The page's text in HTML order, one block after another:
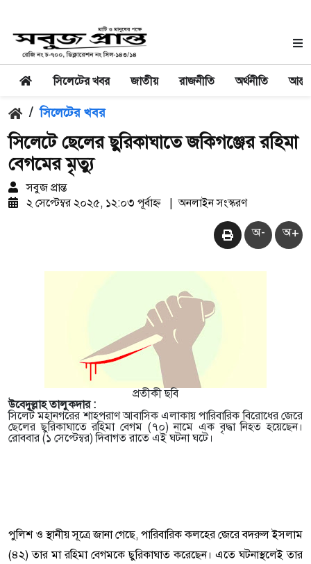
সিলেটের খবর জাতীয় রাজনীতি অর্থনীতি
/ সিলেটের খবর
সিলেটে ছেলের ছুরিকাঘাতে জকিগঞ্জের রহিমা
বেগমের মৃত্যু
সবুজ প্রান্ত
২ সেপ্টেম্বর ২০২৫, ১২:০৩ পূর্বাহ্ন
অনলাইন সংস্করণ
অ- অ+
প্রতীকী ছবি
উবেদুল্লাহ তালুকদার :
সিলেট মহানগরের শাহপরাণ আবাসিক এলাকায় পারিবারিক বিরোধের জেরে
ছেলের ছুরিকাঘাতে রহিমা বেগম (৭০) নামে এক বৃদ্ধা নিহত হয়েছেন।
রোববার (১ সেপ্টেম্বর) দিবাগত রাতে এই ঘটনা ঘটে।
পুলিশ ও স্থানীয় সূত্রে জানা গেছে, পারিবারিক কলহের জেরে বদরুল ইসলাম
(৪২) তার মা রহিমা বেগমকে ছুরিকাঘাত করেছেন। এতে ঘটনাস্থলেই তার